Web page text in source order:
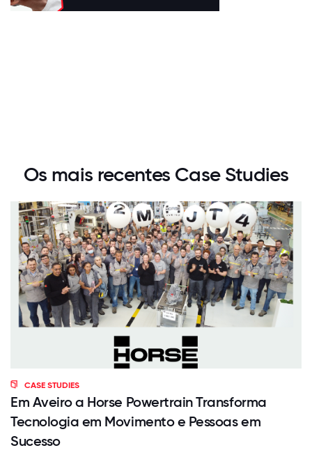
Os mais recentes Case Studies
CASE STUDIES
Em Aveiro a Horse Powertrain Transforma
Tecnologia em Movimento e Pessoas em
Sucesso